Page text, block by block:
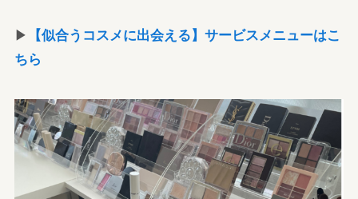
▶
【似合うコスメに出会える】サービスメニューはこ
ちら